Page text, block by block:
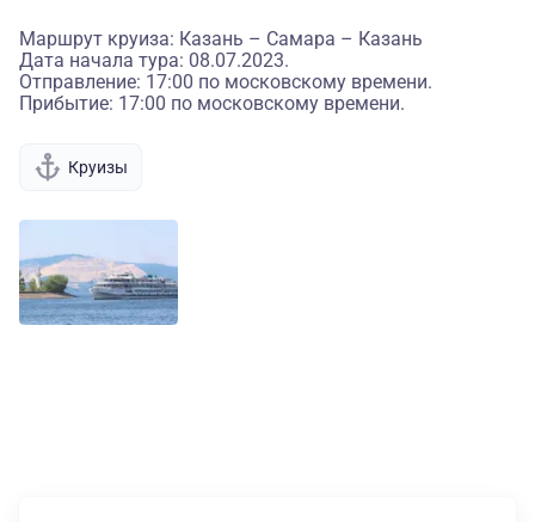
Маршрут круиза: Казань – Самара – Казань
Дата начала тура: 08.07.2023.
Отправление: 17:00 по московскому времени.
Прибытие: 17:00 по московскому времени.
Круизы